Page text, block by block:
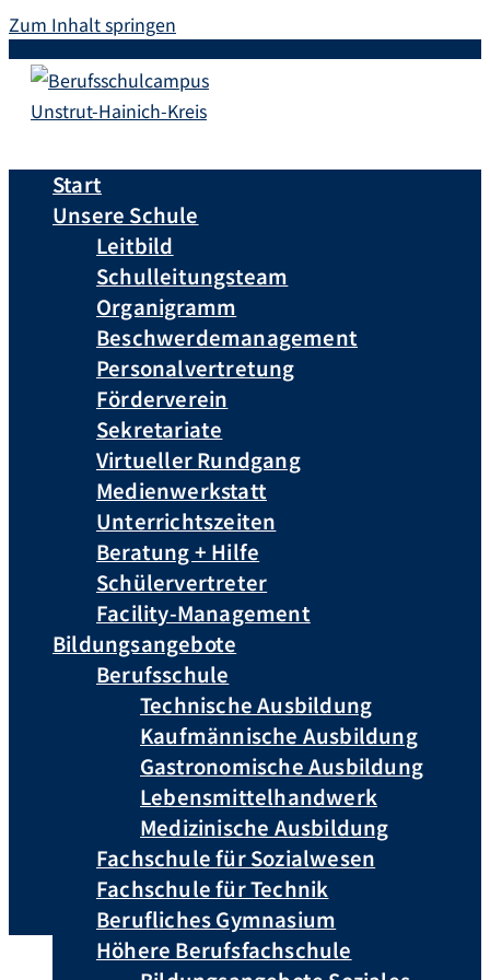
Zum Inhalt springen
Start
Unsere Schule
Leitbild
Schulleitungsteam
Organigramm
Beschwerdemanagement
Personalvertretung
Förderverein
Sekretariate
Virtueller Rundgang
Medienwerkstatt
Unterrichtszeiten
Beratung + Hilfe
Schülervertreter
Facility-Management
Bildungsangebote
Berufsschule
Technische Ausbildung
Kaufmännische Ausbildung
Gastronomische Ausbildung
Lebensmittelhandwerk
Medizinische Ausbildung
Fachschule für Sozialwesen
Fachschule für Technik
Berufliches Gymnasium
Höhere Berufsfachschule